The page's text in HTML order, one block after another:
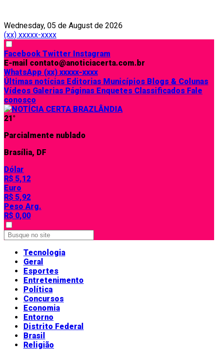
Wednesday, 05 de August de 2026
(xx) xxxxx-xxxx
Facebook Twitter Instagram
E-mail contato@anoticiacerta.com.br
WhatsApp (xx) xxxxx-xxxx
Últimas notícias Editorias Municípios Blogs & Colunas
Vídeos Galerias Páginas Enquetes Classificados Fale
conosco
21°
Parcialmente nublado
Brasília, DF
Dólar
R$ 5,12
Euro
R$ 5,92
Peso Arg.
R$ 0,00
Tecnologia
Geral
Esportes
Entretenimento
Política
Concursos
Economia
Entorno
Distrito Federal
Brasil
Religião